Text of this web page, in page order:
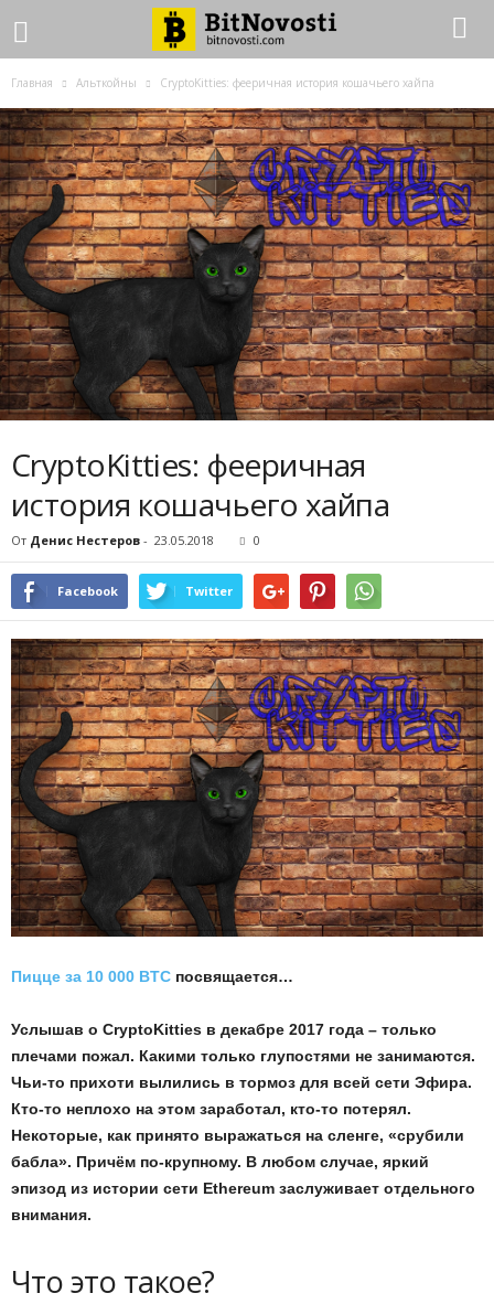
Главная Альткойны CryptoKitties: фееричная история кошачьего хайпа
CryptoKitties: фееричная
история кошачьего хайпа
От Денис Нестеров - 23.05.2018 0
Facebook Twitter
Пицце за 10 000 BTC посвящается…
Услышав о CryptoKitties в декабре 2017 года – только
плечами пожал. Какими только глупостями не занимаются.
Чьи-то прихоти вылились в тормоз для всей сети Эфира.
Кто-то неплохо на этом заработал, кто-то потерял.
Некоторые, как принято выражаться на сленге, «срубили
бабла». Причём по-крупному. В любом случае, яркий
эпизод из истории сети Ethereum заслуживает отдельного
внимания.
Что это такое?